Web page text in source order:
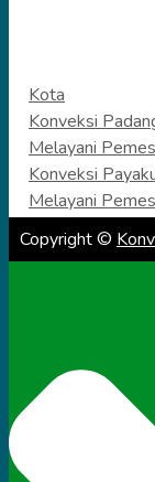
Categories
Kota
Konveksi
Melayani
Konveksi
Melayani
Copyright ©